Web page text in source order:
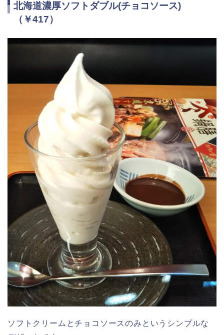
北海道濃厚ソフトダブル(チョコソース)
（￥417）
ソフトクリームとチョコソースのみというシンプルな